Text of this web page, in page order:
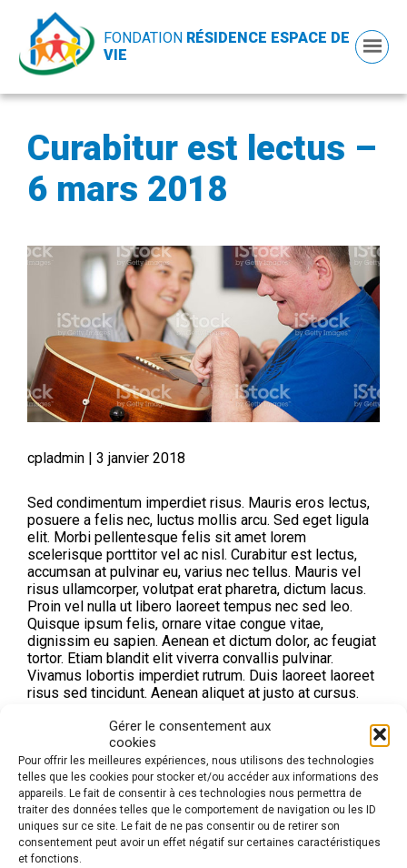
Gérer le consentement aux
cookies
Pour offrir les meilleures expériences, nous utilisons des technologies
telles que les cookies pour stocker et/ou accéder aux informations des
appareils. Le fait de consentir à ces technologies nous permettra de
traiter des données telles que le comportement de navigation ou les ID
uniques sur ce site. Le fait de ne pas consentir ou de retirer son
consentement peut avoir un effet négatif sur certaines caractéristiques
et fonctions.
FONDATION RÉSIDENCE ESPACE DE
VIE
Curabitur est lectus –
6 mars 2018
cpladmin | 3 janvier 2018
Sed condimentum imperdiet risus. Mauris eros lectus,
posuere a felis nec, luctus mollis arcu. Sed eget ligula
elit. Morbi pellentesque felis sit amet lorem
scelerisque porttitor vel ac nisl. Curabitur est lectus,
accumsan at pulvinar eu, varius nec tellus. Mauris vel
risus ullamcorper, volutpat erat pharetra, dictum lacus.
Proin vel nulla ut libero laoreet tempus nec sed leo.
Quisque ipsum felis, ornare vitae congue vitae,
dignissim eu sapien. Aenean et dictum dolor, ac feugiat
tortor. Etiam blandit elit viverra convallis pulvinar.
Vivamus lobortis imperdiet rutrum. Duis laoreet laoreet
risus sed tincidunt. Aenean aliquet at justo at cursus.
Mauris eget consectetur mi. In vel efficitur erat. Nulla
efficitur leo in est ultricies, sed euismod neque
euismod. Nulla facilisi. Vivamus tristique efficitur ante,
nec congue dolor semper sed. Vestibulum pharetra
molestie arcu, ac auctor sem fringilla sit amet. Nullam
non arcu tortor. Sed porttitor turpis nisi, quis accumsan
nunc consequat sit amet. In sit amet nisi interdum urna
tincidunt placerat.